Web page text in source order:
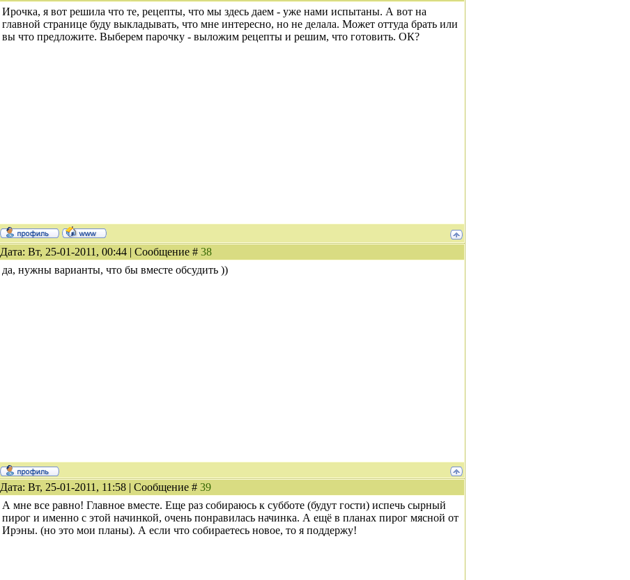
Ирочка, я вот решила что те, рецепты, что мы здесь даем - уже нами испытаны. А вот на
главной странице буду выкладывать, что мне интересно, но не делала. Может оттуда брать или
вы что предложите. Выберем парочку - выложим рецепты и решим, что готовить. ОК?
Дата: Вт, 25-01-2011, 00:44 | Сообщение # 38
да, нужны варианты, что бы вместе обсудить ))
Дата: Вт, 25-01-2011, 11:58 | Сообщение # 39
А мне все равно! Главное вместе. Еще раз собираюсь к субботе (будут гости) испечь сырный
пирог и именно с этой начинкой, очень понравилась начинка. А ещё в планах пирог мясной от
Ирэны. (но это мои планы). А если что собираетесь новое, то я поддержу!